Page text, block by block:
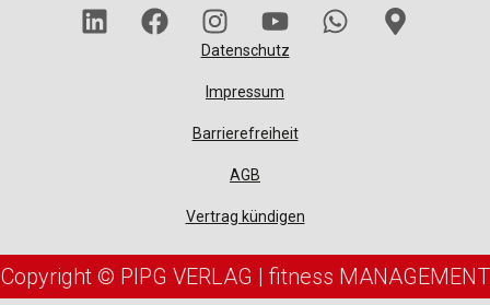
Datenschutz
Impressum
Barrierefreiheit
AGB
Vertrag kündigen
Copyright © PIPG VERLAG | fitness MANAGEMENT